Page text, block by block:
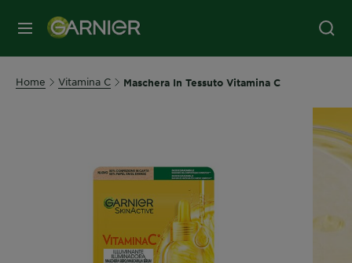
MENU
Home Vitamina C Maschera In Tessuto Vitamina C